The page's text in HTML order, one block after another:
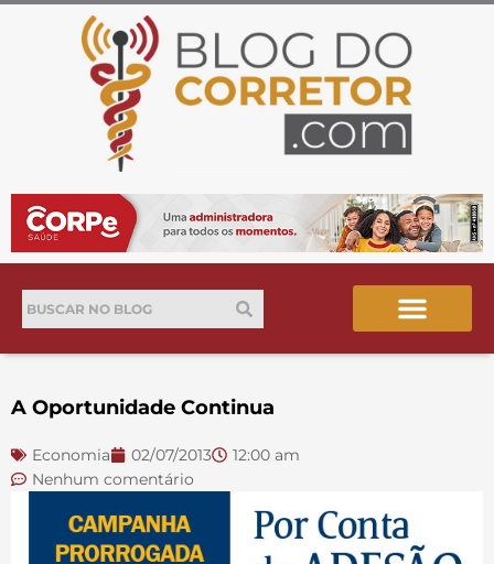
A Oportunidade Continua
Economia 02/07/2013
12:00 am
Nenhum comentário